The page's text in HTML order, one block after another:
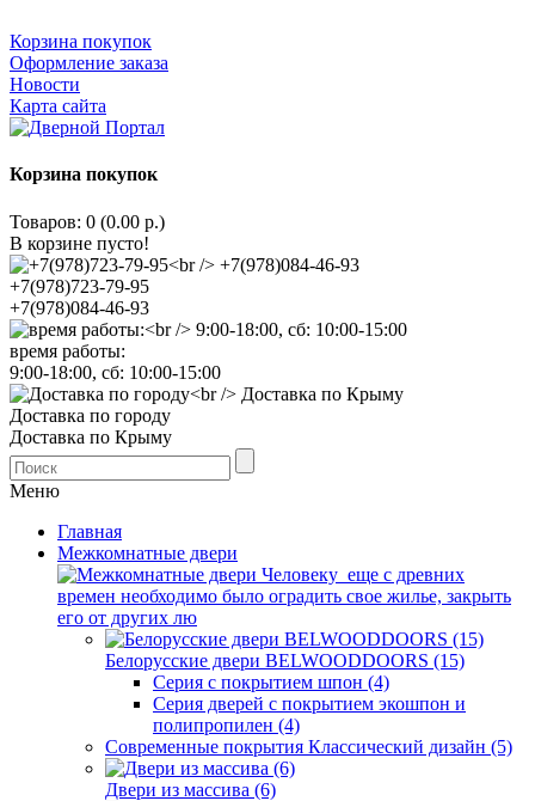
Корзина покупок
Оформление заказа
Новости
Карта сайта
Корзина покупок
Товаров: 0 (0.00 р.)
В корзине пусто!
+7(978)723-79-95
+7(978)084-46-93
время работы:
9:00-18:00, сб: 10:00-15:00
Доставка по городу
Доставка по Крыму
Меню
Главная
Межкомнатные двери
Человеку еще с древних
времен необходимо было оградить свое жилье, закрыть
его от других лю
Белорусские двери BELWOODDOORS (15)
Серия с покрытием шпон (4)
Серия дверей с покрытием экошпон и
полипропилен (4)
Современные покрытия Классический дизайн (5)
Двери из массива (6)